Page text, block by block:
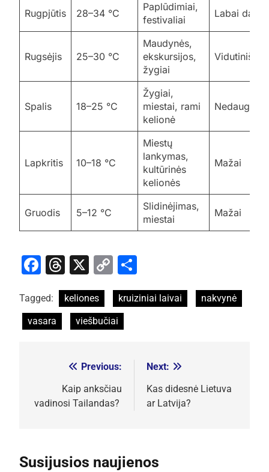
Rugpjūtis 28–34 °C
Paplūdimiai,
festivaliai
Labai daug
Rugsėjis 25–30 °C
Maudynės,
ekskursijos,
žygiai
Vidutiniškai
Spalis 18–25 °C
Žygiai,
miestai, rami
kelionė
Nedaug
Lapkritis 10–18 °C
Miestų
lankymas,
kultūrinės
kelionės
Mažai
Gruodis 5–12 °C
Slidinėjimas,
miestai
Mažai
Facebook
Threads
X
Copy
Link
Tagged: keliones kruiziniai laivai
nakvynė
vasara
viešbučiai
NavigacijaPrevious:
Kaip anksčiau
vadinosi Tailandas?
Next:
Kas didesnė Lietuva
ar Latvija?
Susijusios naujienos